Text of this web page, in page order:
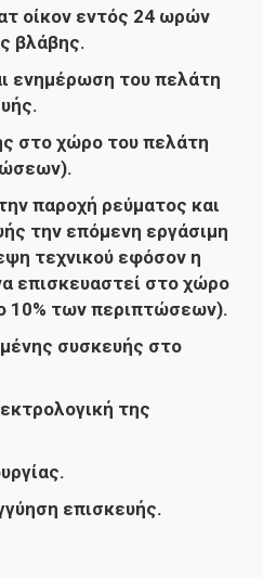
οίκον εντός 24 ωρών
βλάβης.
ενημέρωση του πελάτη
στο χώρο του πελάτη
παροχή ρεύματος και
την επόμενη εργάσιμη
τεχνικού εφόσον η
επισκευαστεί στο χώρο
10% των περιπτώσεων).
συσκευής στο
της
επισκευής.